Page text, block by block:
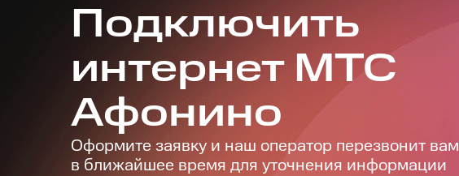
Подключить
интернет МТС
Афонино
Оформите заявку и наш оператор перезвонит вам
в ближайшее время для уточнения информации